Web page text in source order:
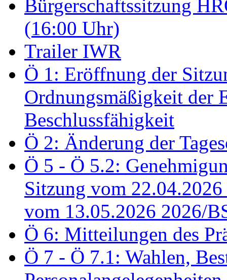
Bürgerschaftssitzung
(16:00 Uhr)
Trailer IWR
Ö 1: Eröffnung der
Ordnungsmäßigkeit der
Beschlussfähigkeit
Ö 2: Änderung der
Ö 5 - Ö 5.2:
Sitzung vom
vom 13.05.2026 2026/
Ö 6: Mitteilungen des
Ö 7 - Ö 7.1: Wahlen,